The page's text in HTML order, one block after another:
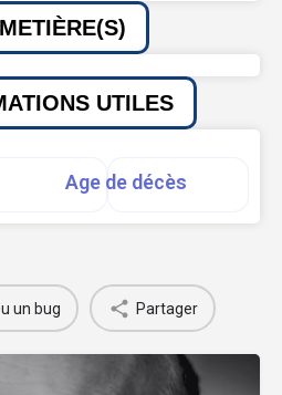
UTILES
Age de décès
un bug Partager